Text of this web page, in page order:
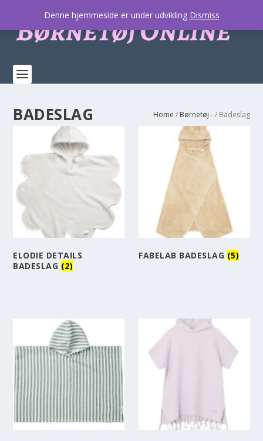
BADESLAG Home / Børnetøj -/ Badeslag
ELODIE DETAILS
BADESLAG (2)
FABELAB BADESLAG (5)
Denne hjemmeside er under udvikling Dismiss